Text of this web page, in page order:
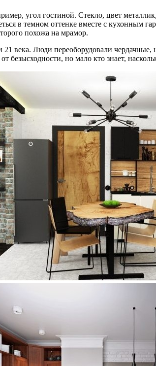
угол гостиной. Стекло, цвет
в темном оттенке вместе с кухонным
похожа на мрамор.
века. Люди переоборудовали
но мало кто знает,